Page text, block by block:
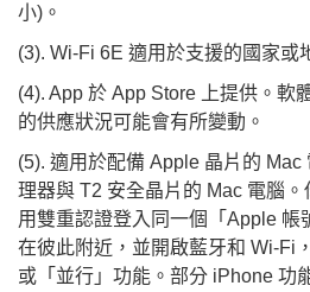
小)。
(3). Wi-Fi 6E 適用於支援的國家或
(4). App 於 App Store 上提供。軟
的供應狀況可能會有所變動。
(5). 適用於配備 Apple 晶片的 Mac
理器與 T2 安全晶片的 Mac 電腦
用雙重認證登入同一個「Apple 帳
在彼此附近，並開啟藍牙和 Wi-Fi
或「並行」功能。部分 iPhone 功